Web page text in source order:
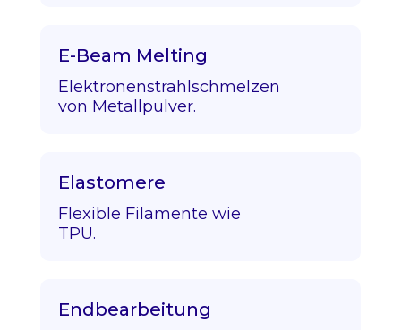
E-Beam Melting
Elektronenstrahlschmelzen
von Metallpulver.
Elastomere
Flexible Filamente wie
TPU.
Endbearbeitung